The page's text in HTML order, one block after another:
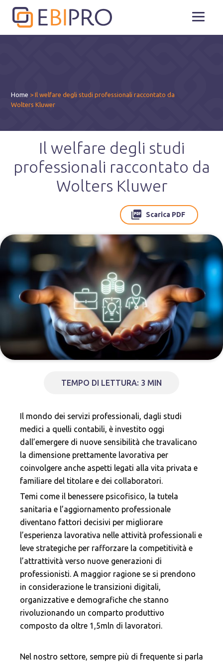
Home >Il welfare degli studi professionali raccontato da
Wolters Kluwer
Il welfare degli studi
professionali raccontato da
Wolters Kluwer
Scarica PDF
TEMPO DI LETTURA: 3 MIN
Il mondo dei servizi professionali, dagli studi
medici a quelli contabili, è investito oggi
dall’emergere di nuove sensibilità che travalicano
la dimensione prettamente lavorativa per
coinvolgere anche aspetti legati alla vita privata e
familiare del titolare e dei collaboratori.
Temi come il benessere psicofisico, la tutela
sanitaria e l’aggiornamento professionale
diventano fattori decisivi per migliorare
l’esperienza lavorativa nelle attività professionali e
leve strategiche per rafforzare la competitività e
l’attrattività verso nuove generazioni di
professionisti. A maggior ragione se si prendono
in considerazione le transizioni digitali,
organizzative e demografiche che stanno
rivoluzionando un comparto produttivo
composto da oltre 1,5mln di lavoratori.
Nel nostro settore, sempre più di frequente si parla